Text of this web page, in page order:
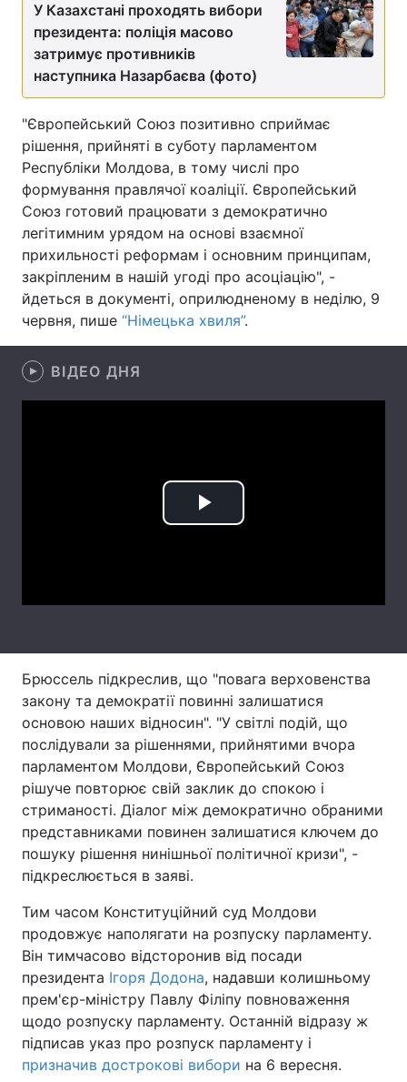
Зброя Інциденти
Здоров'я
Цікавинки Погода
Екологія Регіони
Лонгріди
Відео з Youtube Статті
Інтерв'ю
Архів Вакансії
Контакти
У Казахстані проходять вибори
президента: поліція масово
затримує противників
наступника Назарбаєва (фото)
"Європейський Союз позитивно сприймає
рішення, прийняті в суботу парламентом
Республіки Молдова, в тому числі про
формування правлячої коаліції. Європейський
Союз готовий працювати з демократично
легітимним урядом на основі взаємної
прихильності реформам і основним принципам,
закріпленим в нашій угоді про асоціацію", -
йдеться в документі, оприлюдненому в неділю, 9
червня, пише “Німецька хвиля”.
ВІДЕО ДНЯ
Play
Брюссель підкреслив, що "повага верховенства
закону та демократії повинні залишатися
основою наших відносин". "У світлі подій, що
послідували за рішеннями, прийнятими вчора
парламентом Молдови, Європейський Союз
рішуче повторює свій заклик до спокою і
стриманості. Діалог між демократично обраними
представниками повинен залишатися ключем до
пошуку рішення нинішньої політичної кризи", -
підкреслюється в заяві.
Тим часом Конституційний суд Молдови
продовжує наполягати на розпуску парламенту.
Він тимчасово відсторонив від посади
президента Ігоря Додона, надавши колишньому
прем'єр-міністру Павлу Філіпу повноваження
щодо розпуску парламенту. Останній відразу ж
підписав указ про розпуск парламенту і
призначив дострокові вибори на 6 вересня.